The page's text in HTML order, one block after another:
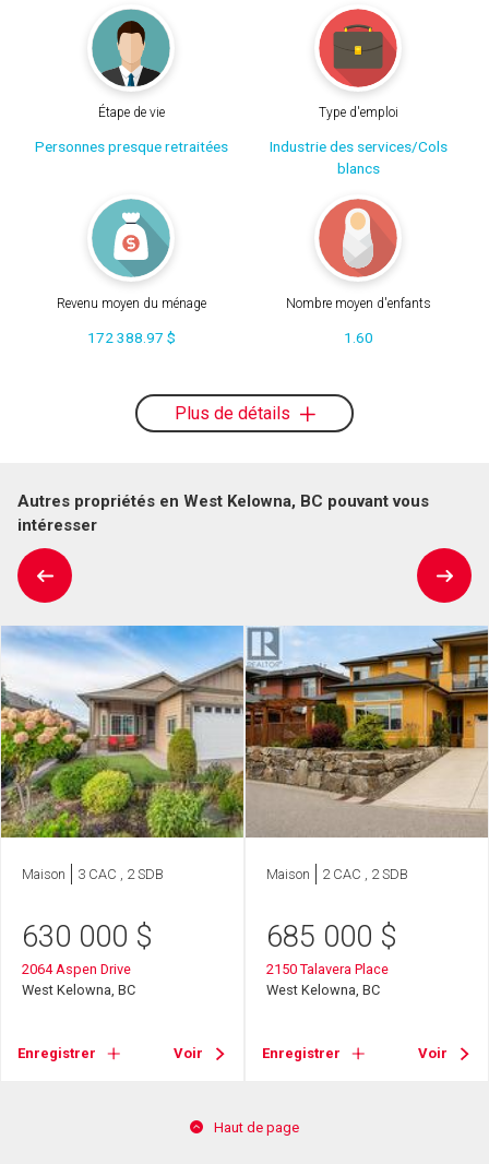
Étape de vie
Personnes presque retraitées
Type d'emploi
Industrie des services/Cols
blancs
Revenu moyen du ménage
172 388.97 $
Nombre moyen d'enfants
1.60
Plus de détails
Autres propriétés en West Kelowna, BC pouvant vous
intéresser
Maison 3 CAC , 2 SDB
630 000 $
2064 Aspen Drive
West Kelowna, BC
Enregistrer Voir
Maison 2 CAC , 2 SDB
685 000 $
2150 Talavera Place
West Kelowna, BC
Enregistrer Voir
Haut de page